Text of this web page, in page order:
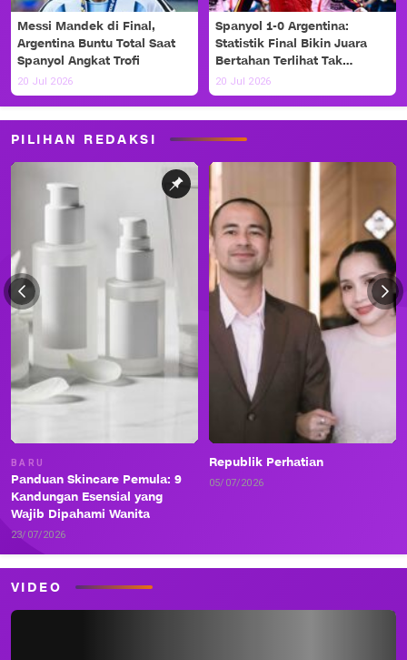
Messi Mandek di Final,
Argentina Buntu Total Saat
Spanyol Angkat Trofi
20 Jul 2026
Spanyol 1-0 Argentina:
Statistik Final Bikin Juara
Bertahan Terlihat Tak
Berdaya
20 Jul 2026
PILIHAN REDAKSI
BARU
Panduan Skincare Pemula: 9
Kandungan Esensial yang
Wajib Dipahami Wanita
23/07/2026
Republik Perhatian
05/07/2026
VIDEO